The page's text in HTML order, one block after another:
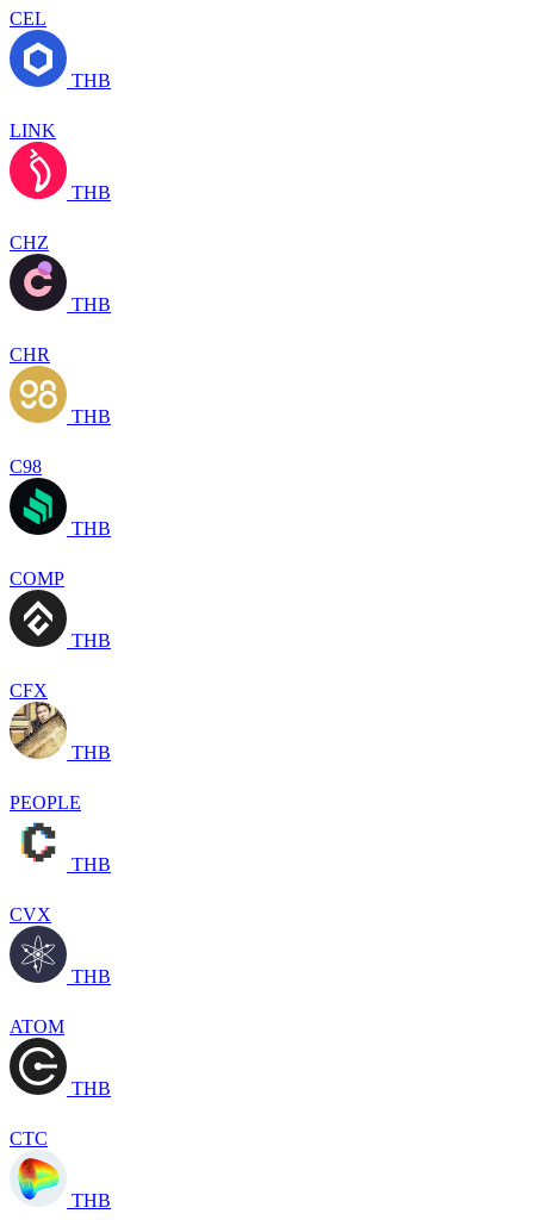
CEL
THB
LINK
THB
CHZ
THB
CHR
THB
C98
THB
COMP
THB
CFX
THB
PEOPLE
THB
CVX
THB
ATOM
THB
CTC
THB